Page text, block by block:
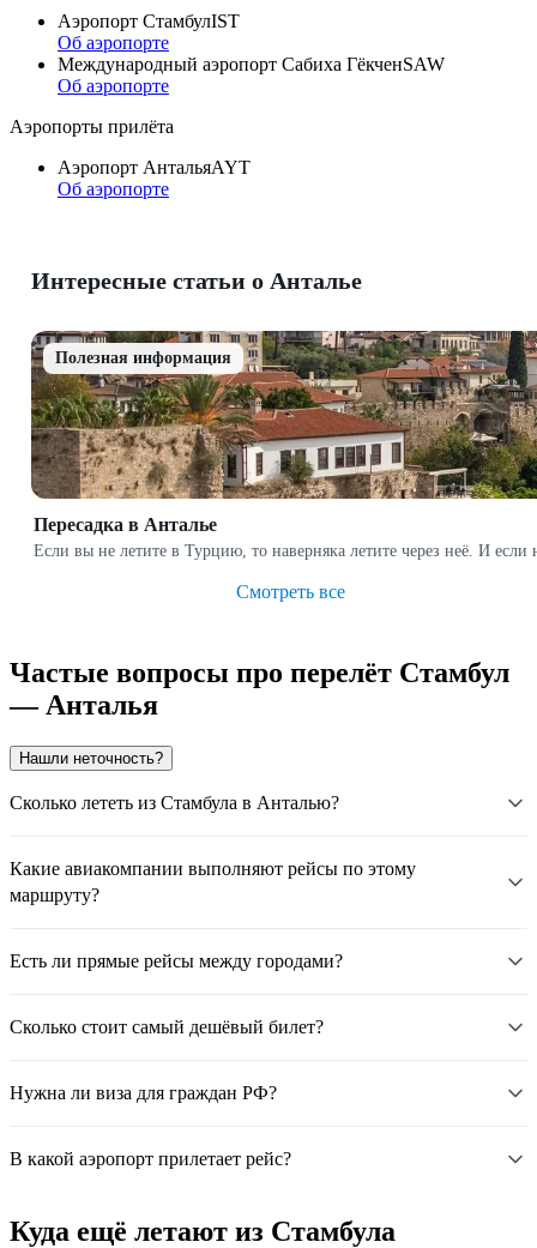
Аэропорт СтамбулIST
Об аэропорте
Международный аэропорт Сабиха ГёкченSAW
Об аэропорте
Аэропорты прилёта
Аэропорт АнтальяAYT
Об аэропорте
Интересные статьи о Анталье
Полезная информация
Пересадка в Анталье
Если вы не летите в Турцию, то наверняка летите через неё. И
Смотреть все
Частые вопросы про перелёт Стамбул
— Анталья
Нашли неточность?
Сколько лететь из Стамбула в Анталью?
Какие авиакомпании выполняют рейсы по этому
маршруту?
Есть ли прямые рейсы между городами?
Сколько стоит самый дешёвый билет?
Нужна ли виза для граждан РФ?
В какой аэропорт прилетает рейс?
Куда ещё летают из Стамбула